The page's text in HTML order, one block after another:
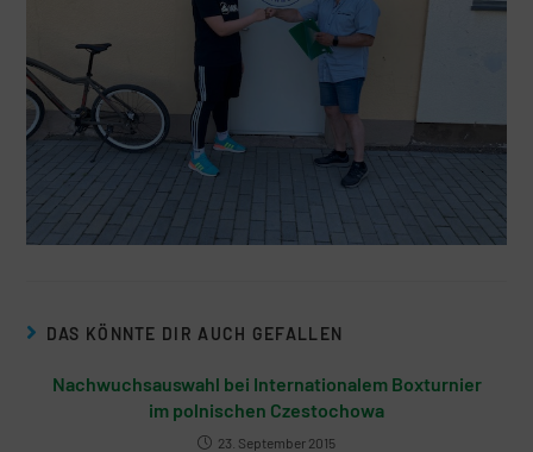
DAS KÖNNTE DIR AUCH GEFALLEN
Nachwuchsauswahl bei Internationalem Boxturnier
im polnischen Czestochowa
23. September 2015